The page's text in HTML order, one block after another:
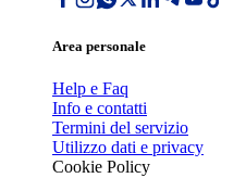
Area personale
Help e Faq
Info e contatti
Termini del servizio
Utilizzo dati e privacy
Cookie Policy